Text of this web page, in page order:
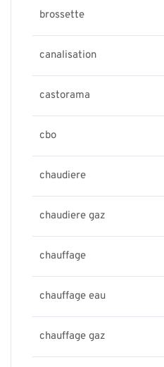
brossette
canalisation
castorama
cbo
chaudiere
chaudiere gaz
chauffage
chauffage eau
chauffage gaz